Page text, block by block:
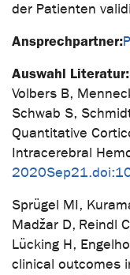
der Patienten
Ansprechpartner:
Auswahl Literatur:
Volbers B,
Schwab S,
Quantitative
Intracerebral
Sprügel MI,
Madžar D, Reindl
Lücking H,
clinical outcomes